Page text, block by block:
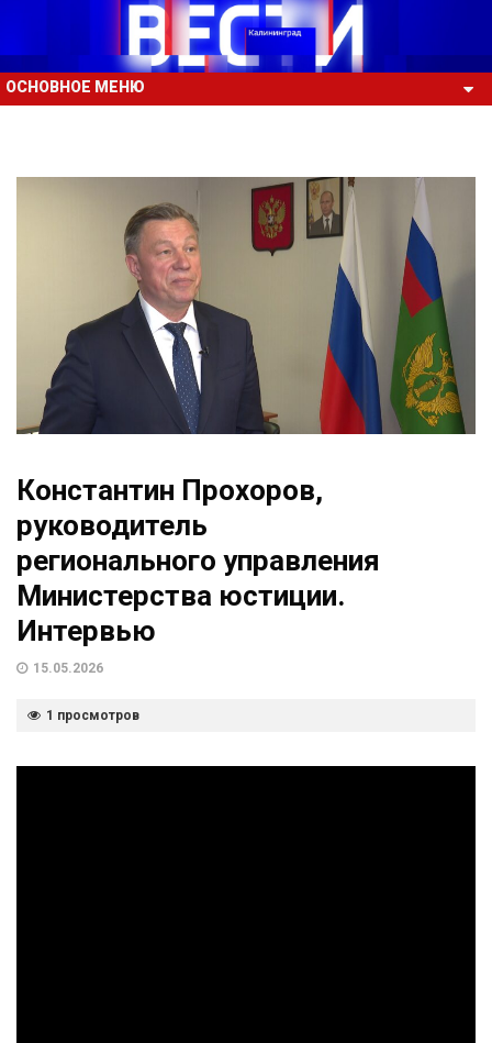
ОСНОВНОЕ МЕНЮ
Константин Прохоров,
руководитель
регионального управления
Министерства юстиции.
Интервью
15.05.2026
1 просмотров